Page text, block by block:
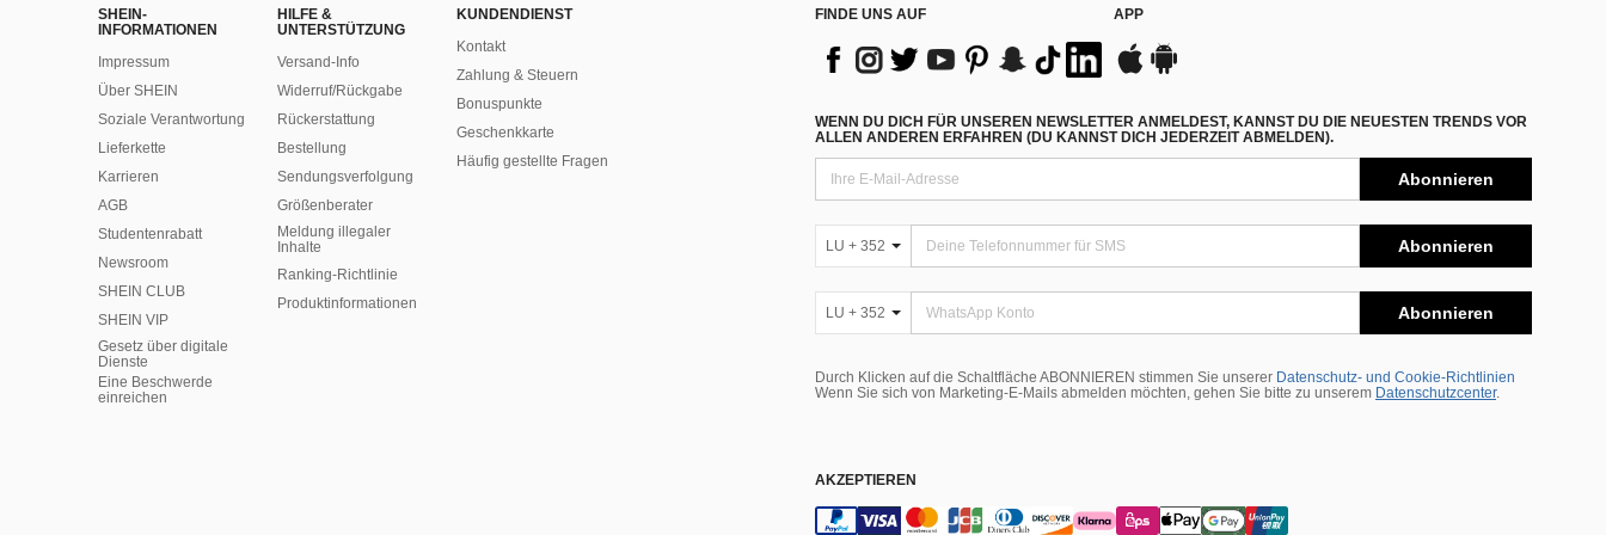
SHEIN-
INFORMATIONEN
Impressum
Über SHEIN
Soziale Verantwortung
Lieferkette
Karrieren
AGB
Studentenrabatt
Newsroom
SHEIN CLUB
SHEIN VIP
Gesetz über digitale
Dienste
Eine Beschwerde
einreichen
HILFE &
UNTERSTÜTZUNG
Versand-Info
Widerruf/Rückgabe
Rückerstattung
Bestellung
Sendungsverfolgung
Größenberater
Meldung illegaler
Inhalte
Ranking-Richtlinie
​Produktinformationen
KUNDENDIENST
Kontakt
Zahlung & Steuern
Bonuspunkte
Geschenkkarte
Häufig gestellte Fragen
FINDE UNS AUF APP
WENN DU DICH FÜR UNSEREN NEWSLETTER ANMELDEST, KANNST DU DIE NEUESTEN TRENDS VOR
ALLEN ANDEREN ERFAHREN (DU KANNST DICH JEDERZEIT ABMELDEN).
Abonnieren
LU + 352 Abonnieren
LU + 352 Abonnieren
Durch Klicken auf die Schaltfläche ABONNIEREN stimmen Sie unserer Datenschutz- und Cookie-Richtlinien
Wenn Sie sich von Marketing-E-Mails abmelden möchten, gehen Sie bitte zu unserem Datenschutzcenter.
AKZEPTIEREN